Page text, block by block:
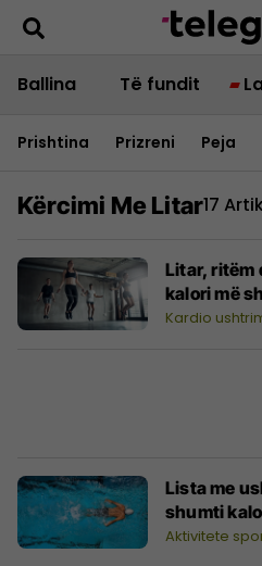
Ballina Të fundit
Prishtina Prizreni Peja
Kërcimi Me Litar17
Litar, ritëm
kalori më
Kardio
Lista me
shumti
Aktivitete